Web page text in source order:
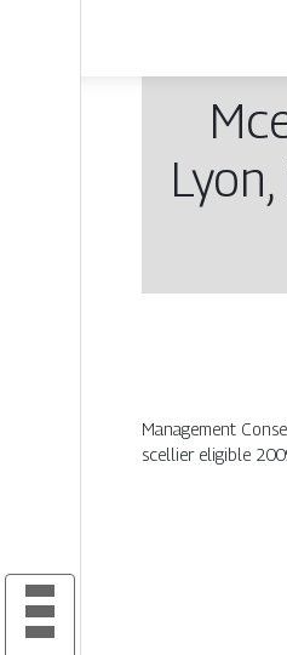
Management
scellier eligible